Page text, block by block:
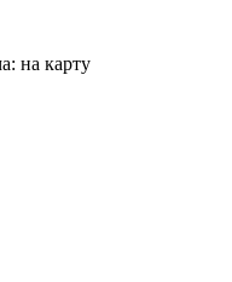
на карту